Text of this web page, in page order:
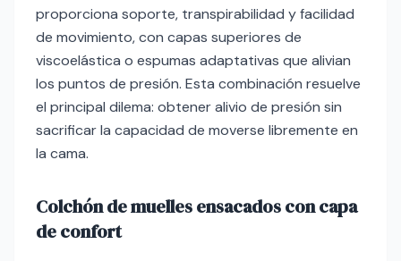
proporciona soporte, transpirabilidad y facilidad
de movimiento, con capas superiores de
viscoelástica o espumas adaptativas que alivian
los puntos de presión. Esta combinación resuelve
el principal dilema: obtener alivio de presión sin
sacrificar la capacidad de moverse libremente en
la cama.
Colchón de muelles ensacados con capa
de confort